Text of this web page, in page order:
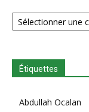
Catégories
Étiquettes
Abdullah Ocalan